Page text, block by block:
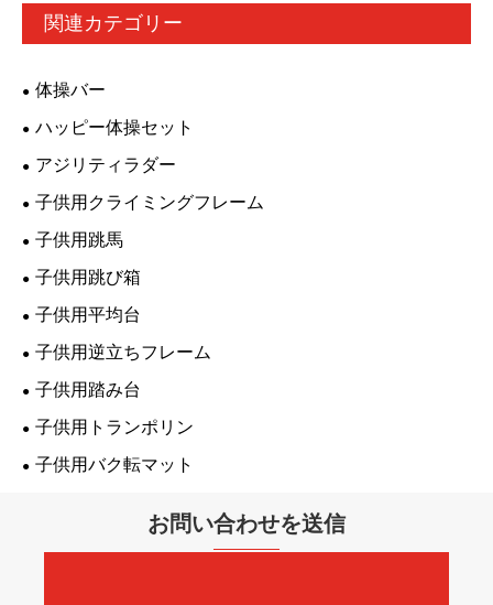
関連カテゴリー
体操バー
ハッピー体操セット
アジリティラダー
子供用クライミングフレーム
子供用跳馬
子供用跳び箱
子供用平均台
子供用逆立ちフレーム
子供用踏み台
子供用トランポリン
子供用バク転マット
お問い合わせを送信